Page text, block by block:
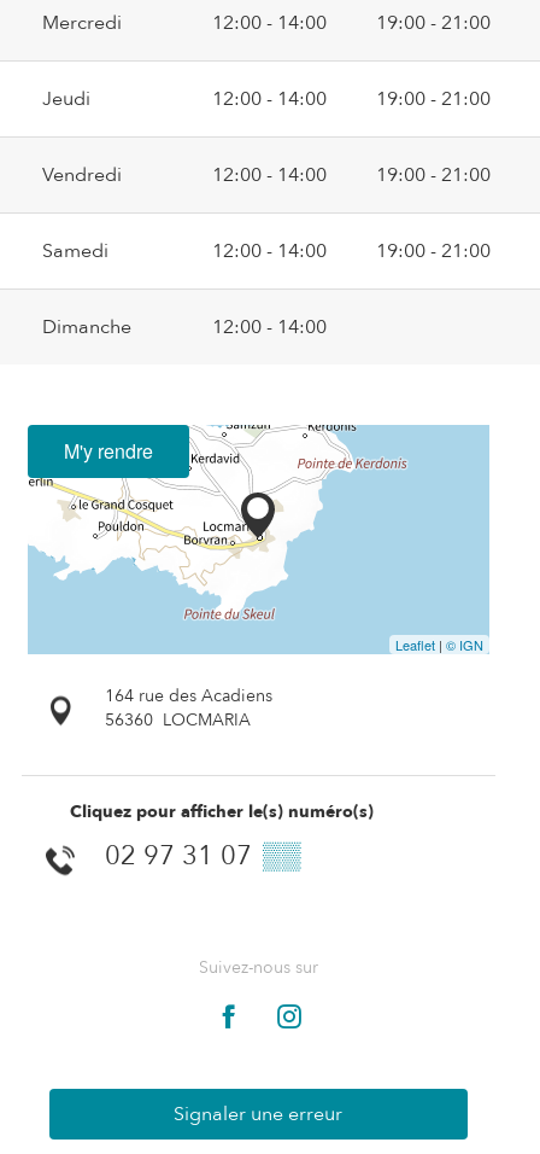
Mercredi 12:00 - 14:00 19:00 - 21:00
Jeudi 12:00 - 14:00 19:00 - 21:00
Vendredi 12:00 - 14:00 19:00 - 21:00
Samedi 12:00 - 14:00 19:00 - 21:00
Dimanche 12:00 - 14:00
M'y rendre
Leaflet | © IGN
164 rue des Acadiens
56360 LOCMARIA
Cliquez pour afficher le(s) numéro(s)
02 97 31 07 ▒▒
Suivez-nous sur
Signaler une erreur